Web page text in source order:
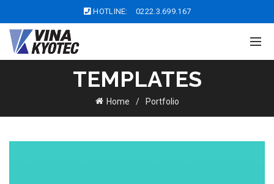
HOTLINE: 0222.3.699.167
TEMPLATES
Home Portfolio